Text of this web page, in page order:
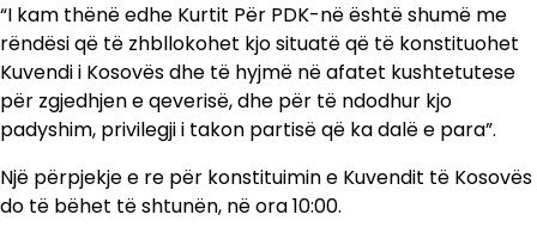
“I kam thënë edhe Kurtit Për PDK-në është shumë me
rëndësi që të zhbllokohet kjo situatë që të konstituohet
Kuvendi i Kosovës dhe të hyjmë në afatet kushtetutese
për zgjedhjen e qeverisë, dhe për të ndodhur kjo
padyshim, privilegji i takon partisë që ka dalë e para”.
Një përpjekje e re për konstituimin e Kuvendit të Kosovës
do të bëhet të shtunën, në ora 10:00.